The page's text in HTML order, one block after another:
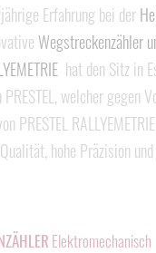
Erfahrung bei der
Wegstreckenzähler
hat den Sitz in
PRESTEL, welcher gegen
PRESTEL
hohe Präzision
Elektromechanisch